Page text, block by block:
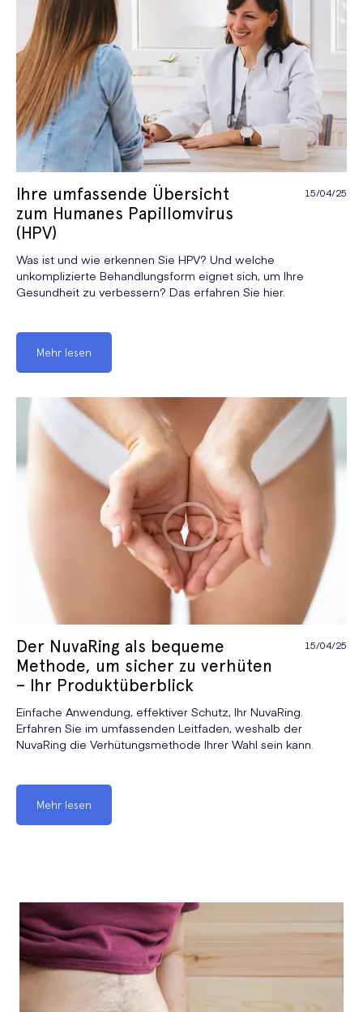
Ihre umfassende Übersicht
zum Humanes Papillomvirus
(HPV)
15/04/25
Was ist und wie erkennen Sie HPV? Und welche
unkomplizierte Behandlungsform eignet sich, um Ihre
Gesundheit zu verbessern? Das erfahren Sie hier.
Mehr lesen
Der NuvaRing als bequeme
Methode, um sicher zu verhüten
– Ihr Produktüberblick
15/04/25
Einfache Anwendung, effektiver Schutz, Ihr NuvaRing.
Erfahren Sie im umfassenden Leitfaden, weshalb der
NuvaRing die Verhütungsmethode Ihrer Wahl sein kann.
Mehr lesen